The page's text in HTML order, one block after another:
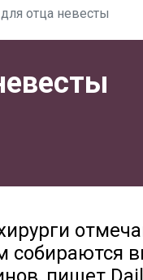
отца невесты